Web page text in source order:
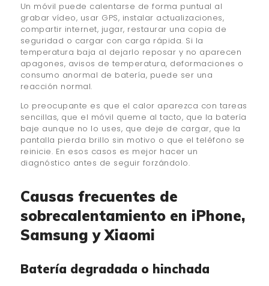
Un móvil puede calentarse de forma puntual al
grabar vídeo, usar GPS, instalar actualizaciones,
compartir internet, jugar, restaurar una copia de
seguridad o cargar con carga rápida. Si la
temperatura baja al dejarlo reposar y no aparecen
apagones, avisos de temperatura, deformaciones o
consumo anormal de batería, puede ser una
reacción normal.
Lo preocupante es que el calor aparezca con tareas
sencillas, que el móvil queme al tacto, que la batería
baje aunque no lo uses, que deje de cargar, que la
pantalla pierda brillo sin motivo o que el teléfono se
reinicie. En esos casos es mejor hacer un
diagnóstico antes de seguir forzándolo.
Causas frecuentes de
sobrecalentamiento en iPhone,
Samsung y Xiaomi
Batería degradada o hinchada